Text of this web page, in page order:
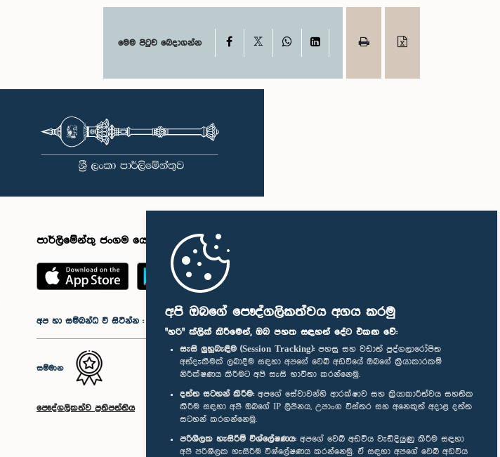
අපි ඔබගේ පෞද්ගලිකත්වය අගය කරමු
"හරි" ක්ලික් කිරීමෙන්, ඔබ පහත සඳහන් දේට එකඟ වේ:
සැසි ලුහුබැඳීම (Session Tracking): පහසු සහ වඩාත් පුද්ගලාරෝපිත
අත්දැකීමක් ලබාදීම සඳහා අපගේ වෙබ් අඩවියේ ඔබගේ ක්‍රියාකාරකම්
නිරීක්ෂණය කිරීමට අපි සැසි භාවිතා කරන්නෙමු.
දත්ත සටහන් කිරීම: අපගේ සේවාවන්හි ආරක්ෂාව සහ ක්‍රියාකාරීත්වය සහතික
කිරීම සඳහා අපි ඔබගේ IP ලිපිනය, උපාංග විස්තර සහ අනෙකුත් අදාළ දත්ත
සටහන් කරගන්නෙමු.
පරිශීලක හැසිරීම් විශ්ලේෂණය: අපගේ වෙබ් අඩවිය වැඩිදියුණු කිරීම සඳහා
අපි පරිශීලක හැසිරීම විශ්ලේෂණය කරන්නෙමු. ඒ සඳහා අපගේ වෙබ් අඩවිය
මෙම පිටුව බෙදාගන්න Facebook WhatsAppLinkedIn
පාර්ලිමේන්තු ජංගම යෙදුම
අප හා සම්බන්ධ වී සිටින්න :
සම්මාන
පෞද්ගලිකත්ව ප්‍රතිපත්තිය